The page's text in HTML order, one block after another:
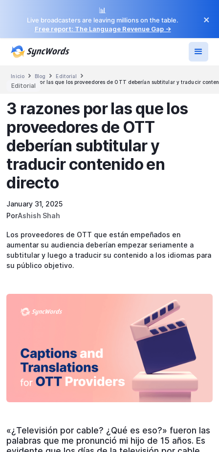
📊
Live broadcasters are leaving millions on the table.
Free report: The Language Revenue Gap →
×
Inicio  Blog  Editorial 
3 razones por las que los proveedores de OTT deberían subtitular y traducir
Editorial
3 razones por las que los
proveedores de OTT
deberían subtitular y
traducir contenido en
directo
January 31, 2025
PorAshish Shah
Los proveedores de OTT que están empeñados en
aumentar su audiencia deberían empezar seriamente a
subtitular y luego a traducir su contenido a los idiomas para
su público objetivo.
«¿Televisión por cable? ¿Qué es eso?» fueron las
palabras que me pronunció mi hijo de 15 años. Es